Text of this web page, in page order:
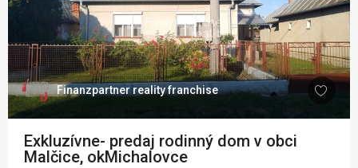
Finanzpartner reality franchise
Exkluzívne- predaj rodinný dom v obci
Malčice, okMichalovce